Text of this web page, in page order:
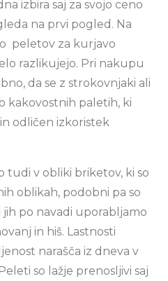
izbira saj za svojo ceno
na prvi pogled. Na
peletov za kurjavo
razlikujejo. Pri nakupu
da se z strokovnjaki ali
kakovostnih paletih, ki
odličen izkoristek
tudi v obliki briketov, ki so
oblikah, podobni pa so
jih po navadi uporabljamo
in hiš. Lastnosti
narašča iz dneva v
so lažje prenosljivi saj